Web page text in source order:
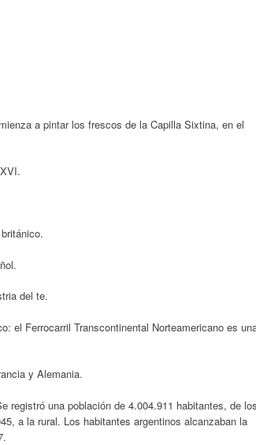
a pintar los frescos de la Capilla Sixtina, en el
del te.
el Ferrocarril Transcontinental Norteamericano es
y Alemania.
registró una población de 4.004.911 habitantes, de
a la rural. Los habitantes argentinos alcanzaban la